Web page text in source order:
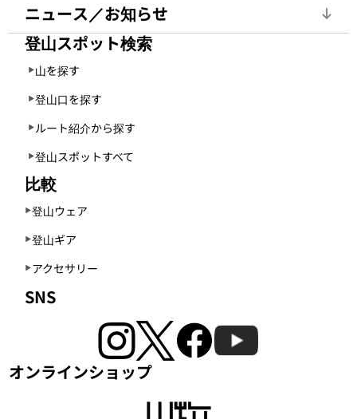
ニュース／お知らせ
登山スポット検索
山を探す
登山口を探す
ルート紹介から探す
登山スポットすべて
比較
登山ウェア
登山ギア
アクセサリー
SNS
オンラインショップ